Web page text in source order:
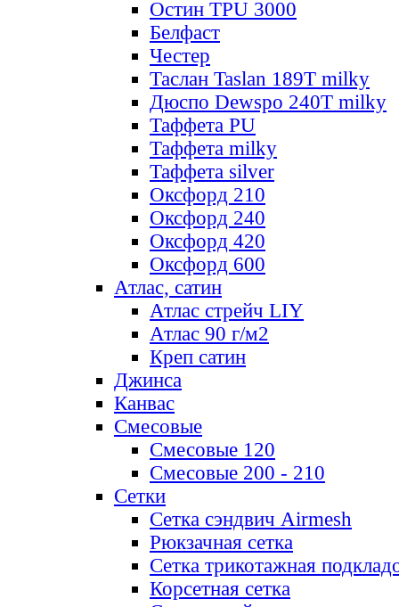
Остин TPU 3000
Белфаст
Честер
Таслан Taslan 189T milky
Дюспо Dewspo 240T milky
Таффета PU
Таффета milky
Таффета silver
Оксфорд 210
Оксфорд 240
Оксфорд 420
Оксфорд 600
Атлас, сатин
Атлас стрейч LIY
Атлас 90 г/м2
Креп сатин
Джинса
Канвас
Смесовые
Смесовые 120
Смесовые 200 - 210
Сетки
Сетка сэндвич Airmesh
Рюкзачная сетка
Сетка трикотажная
Корсетная сетка